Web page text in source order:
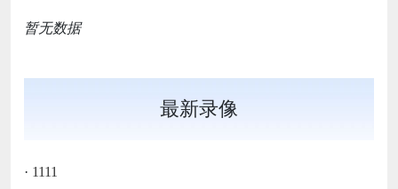
暂无数据
最新录像
· 1111